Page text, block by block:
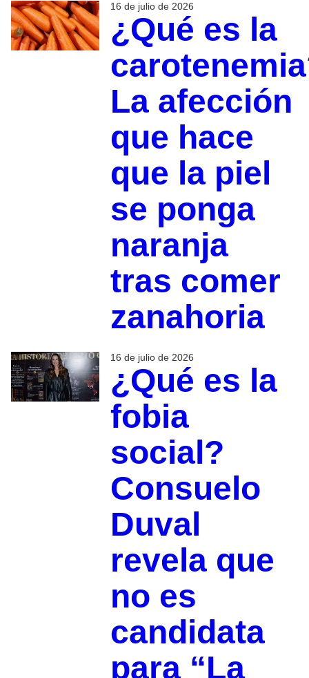
16 de julio de 2026
¿Qué es la
La afección
que hace
que la piel
se ponga
naranja
tras comer
zanahoria
16 de julio de 2026
¿Qué es la
fobia
social?
Consuelo
Duval
revela que
no es
candidata
para “La